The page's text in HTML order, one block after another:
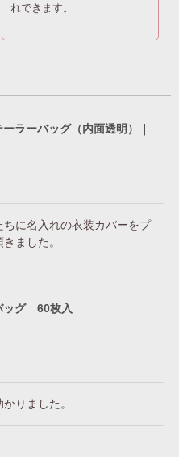
れできます。
ーラーバッグ（内面透明）｜
に名入れの衣装カバーをプ
ました。
ッグ 60枚入
りました。